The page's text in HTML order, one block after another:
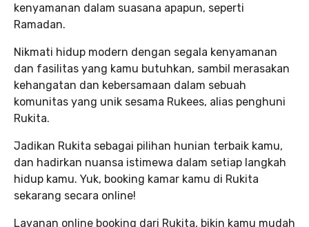
kenyamanan dalam suasana apapun, seperti
Ramadan.
Nikmati hidup modern dengan segala kenyamanan
dan fasilitas yang kamu butuhkan, sambil merasakan
kehangatan dan kebersamaan dalam sebuah
komunitas yang unik sesama Rukees, alias penghuni
Rukita.
Jadikan Rukita sebagai pilihan hunian terbaik kamu,
dan hadirkan nuansa istimewa dalam setiap langkah
hidup kamu. Yuk, booking kamar kamu di Rukita
sekarang secara online!
Layanan online booking dari Rukita, bikin kamu mudah